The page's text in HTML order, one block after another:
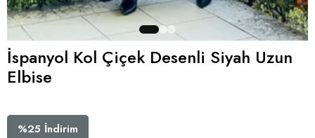
İspanyol Kol Çiçek Desenli Siyah Uzun
Elbise
%25 İndirim